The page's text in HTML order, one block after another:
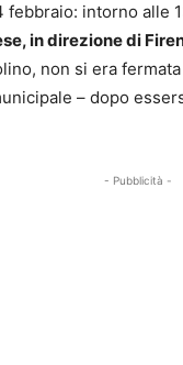
intorno alle
in direzione di
non si era
– dopo
- Pubblicità -